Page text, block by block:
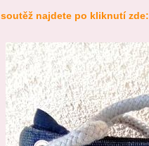
soutěž najdete po kliknutí zde: